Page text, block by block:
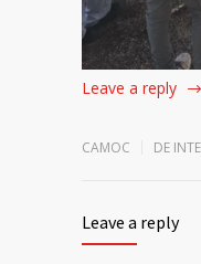
Leave a reply
CAMOC DE
Leave a reply